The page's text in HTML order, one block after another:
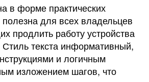
в форме практических
для всех владельцев
продлить работу устройства
Стиль текста информативный,
и логичным
изложением шагов, что